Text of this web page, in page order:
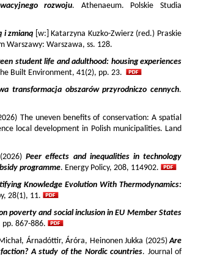
rozwoju. Athenaeum. Polskie Studia
i zmianą [w:] Katarzyna Kuzko-Zwierz (red.) Praskie
Warszawy: Warszawa, ss. 128.
student life and adulthood: housing experiences
Built Environment, 41(2), pp. 23.
transformacja obszarów przyrodniczo cennych.
The uneven benefits of conservation: A spatial
local development in Polish municipalities. Land
(2026)Peer effects and inequalities in technology
programme. Energy Policy, 208, 114902.
Knowledge Evolution With Thermodynamics:
28(1), 11.
poverty and social inclusion in EU Member States
pp. 867-886.
Árnadóttir, Áróra, Heinonen Jukka (2025)Are
A study of the Nordic countries. Journal of